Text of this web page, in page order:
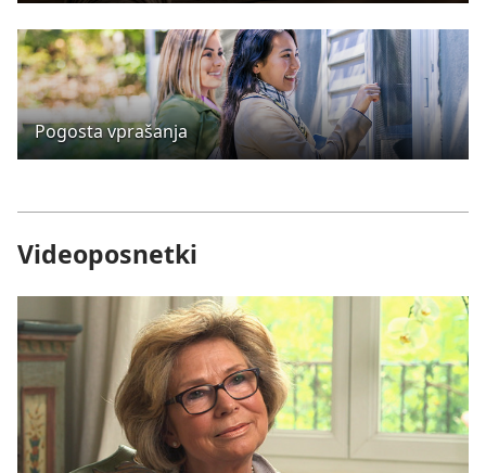
Pogosta vprašanja
Videoposnetki